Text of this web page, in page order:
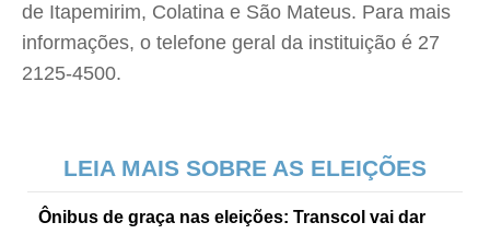
de Itapemirim, Colatina e São Mateus. Para mais
informações, o telefone geral da instituição é 27
2125-4500.
LEIA MAIS SOBRE AS ELEIÇÕES
Ônibus de graça nas eleições: Transcol vai dar